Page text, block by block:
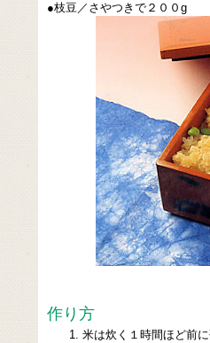
●枝豆／さやつきで２００g
作り方
米は炊く１時間ほど前